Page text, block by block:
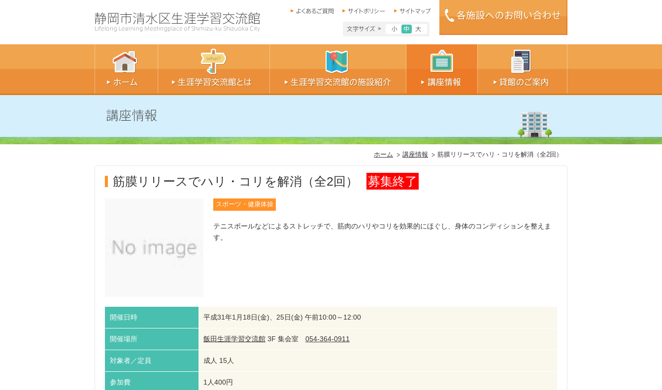
文字サイズ小
文字サイズ中
ホーム 講座情報 筋膜リリースでハリ・コリを解消（全2回）
筋膜リリースでハリ・コリを解消（全2回） 募集終了
スポーツ・健康体操
テニスボールなどによるストレッチで、筋肉のハリやコリを効果的にほぐし、身体のコンディションを整えま
す。
開催日時 平成31年1月18日(金)、25日(金) 午前10:00～12:00
開催場所 飯田生涯学習交流館 3F 集会室 054-364-0911
対象者／定員 成人 15人
参加費 1人400円